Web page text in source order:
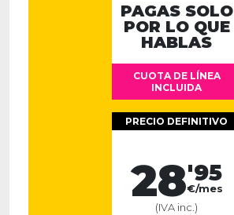
PAGAS SOLO
POR LO QUE
HABLAS
CUOTA DE LÍNEA
INCLUIDA
PRECIO DEFINITIVO
28'95
€/mes
(IVA inc.)